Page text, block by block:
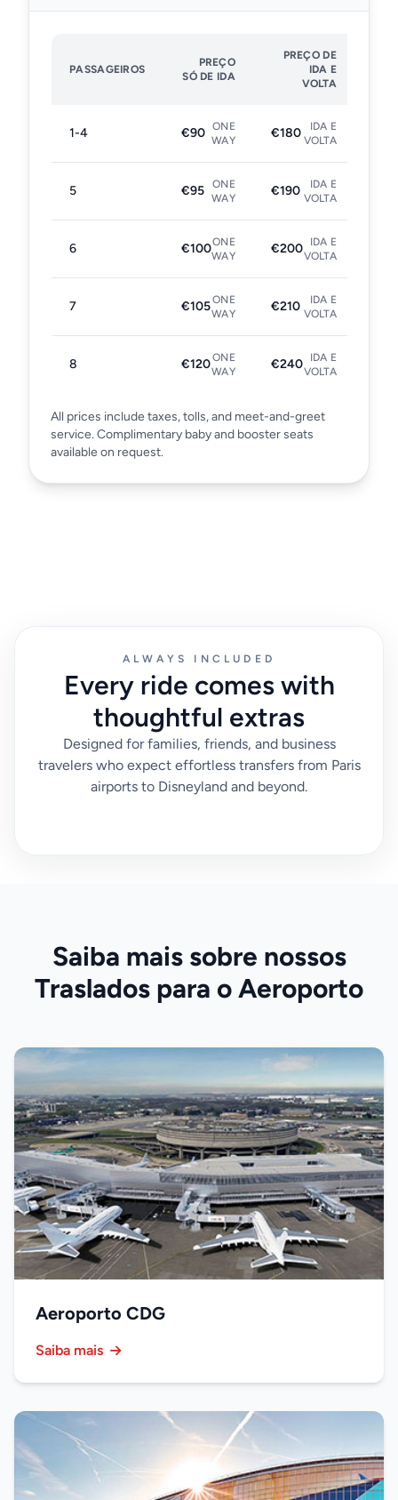
PASSAGEIROS
PREÇO
SÓ DE IDA
PREÇO DE
IDA E
VOLTA
1-4 €90 ONE
WAY
€180
IDA E
VOLTA
5 €95
ONE
WAY
€190
IDA E
VOLTA
6 €100ONE
WAY
€200
IDA E
VOLTA
7 €105ONE
WAY
€210
IDA E
VOLTA
8 €120ONE
WAY
€240
IDA E
VOLTA
All prices include taxes, tolls, and meet-and-greet
service. Complimentary baby and booster seats
available on request.
ALWAYS INCLUDED
Every ride comes with
thoughtful extras
Designed for families, friends, and business
travelers who expect effortless transfers from Paris
airports to Disneyland and beyond.
Saiba mais sobre nossos
Traslados para o Aeroporto
Aeroporto CDG
Saiba mais